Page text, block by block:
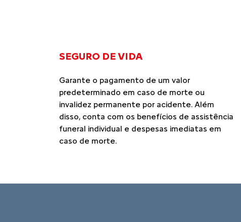
SEGURO DE VIDA
Garante o pagamento de um valor
predeterminado em caso de morte ou
invalidez permanente por acidente. Além
disso, conta com os benefícios de assistência
funeral individual e despesas imediatas em
caso de morte.